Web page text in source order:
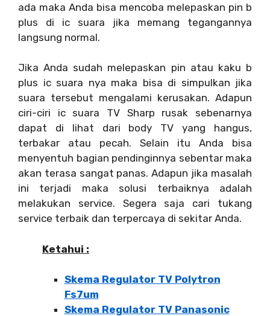
ada maka Anda bisa mencoba melepaskan pin b
plus di ic suara jika memang tegangannya
langsung normal.
Jika Anda sudah melepaskan pin atau kaku b
plus ic suara nya maka bisa di simpulkan jika
suara tersebut mengalami kerusakan. Adapun
ciri-ciri ic suara TV Sharp rusak sebenarnya
dapat di lihat dari body TV yang hangus,
terbakar atau pecah. Selain itu Anda bisa
menyentuh bagian pendinginnya sebentar maka
akan terasa sangat panas. Adapun jika masalah
ini terjadi maka solusi terbaiknya adalah
melakukan service. Segera saja cari tukang
service terbaik dan terpercaya di sekitar Anda.
Ketahui :
Skema Regulator TV Polytron
Fs7um
Skema Regulator TV Panasonic